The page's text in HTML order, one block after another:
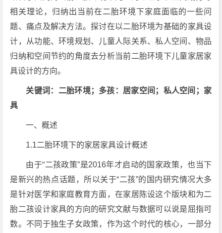
相关理论，归纳出当前在二胎环境下家庭面临的一些问
题、痛点及解决方法。探讨在以二胎环境为基础的家具设
计，从功能、环境规划、儿童人际关系、私人空间、物品
归纳和空间节约的角度去分析当前二胎环境下儿童家居家
具设计的方向。
关键词：二胎环境；多孩：居家空间；私人空间；家
具
一、概述
1.1二胎环境下的家居家具设计概述
由于“二孩政策”是2016年才启动的国家政策，也当下
是新兴的热点话题，所以关于“二孩”的国内研究情况大多
是针对医学和家庭教育方面，在家居陈设这个版块和为二
胎二孩设计家具的方向的研究文献与数据可以说是屈指可
数。不同于独生子女政策，作为这个时代的核心，一部分